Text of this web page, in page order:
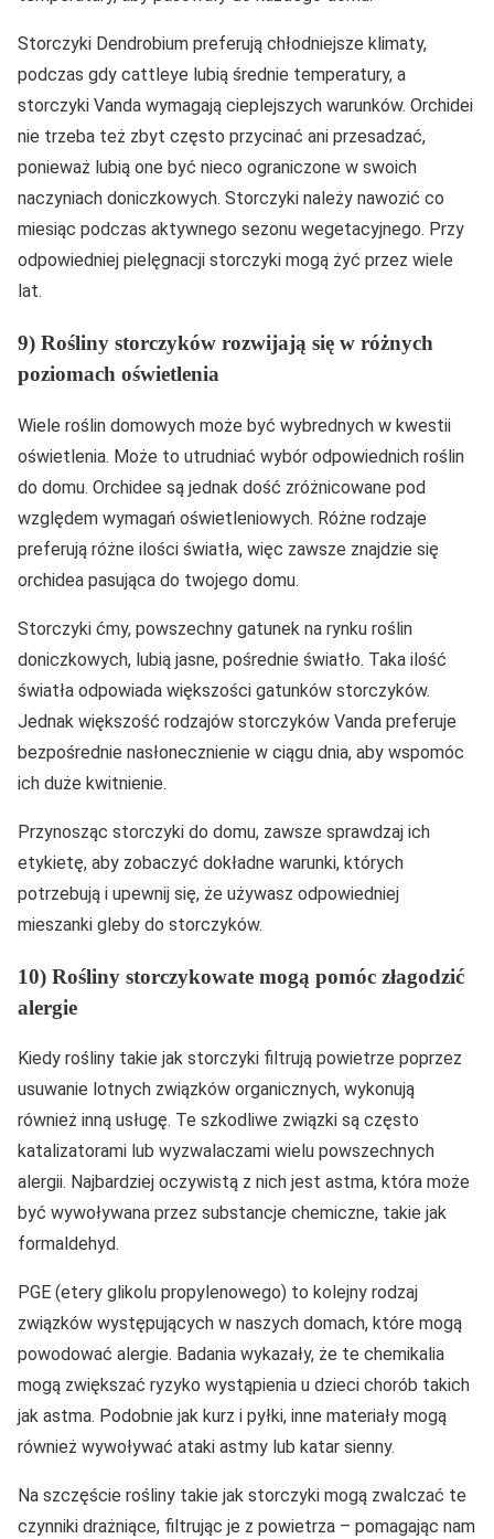
Storczyki Dendrobium preferują chłodniejsze klimaty,
podczas gdy cattleye lubią średnie temperatury, a
storczyki Vanda wymagają cieplejszych warunków. Orchidei
nie trzeba też zbyt często przycinać ani przesadzać,
ponieważ lubią one być nieco ograniczone w swoich
naczyniach doniczkowych. Storczyki należy nawozić co
miesiąc podczas aktywnego sezonu wegetacyjnego. Przy
odpowiedniej pielęgnacji storczyki mogą żyć przez wiele
lat.
9) Rośliny storczyków rozwijają się w różnych
poziomach oświetlenia
Wiele roślin domowych może być wybrednych w kwestii
oświetlenia. Może to utrudniać wybór odpowiednich roślin
do domu. Orchidee są jednak dość zróżnicowane pod
względem wymagań oświetleniowych. Różne rodzaje
preferują różne ilości światła, więc zawsze znajdzie się
orchidea pasująca do twojego domu.
Storczyki ćmy, powszechny gatunek na rynku roślin
doniczkowych, lubią jasne, pośrednie światło. Taka ilość
światła odpowiada większości gatunków storczyków.
Jednak większość rodzajów storczyków Vanda preferuje
bezpośrednie nasłonecznienie w ciągu dnia, aby wspomóc
ich duże kwitnienie.
Przynosząc storczyki do domu, zawsze sprawdzaj ich
etykietę, aby zobaczyć dokładne warunki, których
potrzebują i upewnij się, że używasz odpowiedniej
mieszanki gleby do storczyków.
10) Rośliny storczykowate mogą pomóc złagodzić
alergie
Kiedy rośliny takie jak storczyki filtrują powietrze poprzez
usuwanie lotnych związków organicznych, wykonują
również inną usługę. Te szkodliwe związki są często
katalizatorami lub wyzwalaczami wielu powszechnych
alergii. Najbardziej oczywistą z nich jest astma, która może
być wywoływana przez substancje chemiczne, takie jak
formaldehyd.
PGE (etery glikolu propylenowego) to kolejny rodzaj
związków występujących w naszych domach, które mogą
powodować alergie. Badania wykazały, że te chemikalia
mogą zwiększać ryzyko wystąpienia u dzieci chorób takich
jak astma. Podobnie jak kurz i pyłki, inne materiały mogą
również wywoływać ataki astmy lub katar sienny.
Na szczęście rośliny takie jak storczyki mogą zwalczać te
czynniki drażniące, filtrując je z powietrza – pomagając nam